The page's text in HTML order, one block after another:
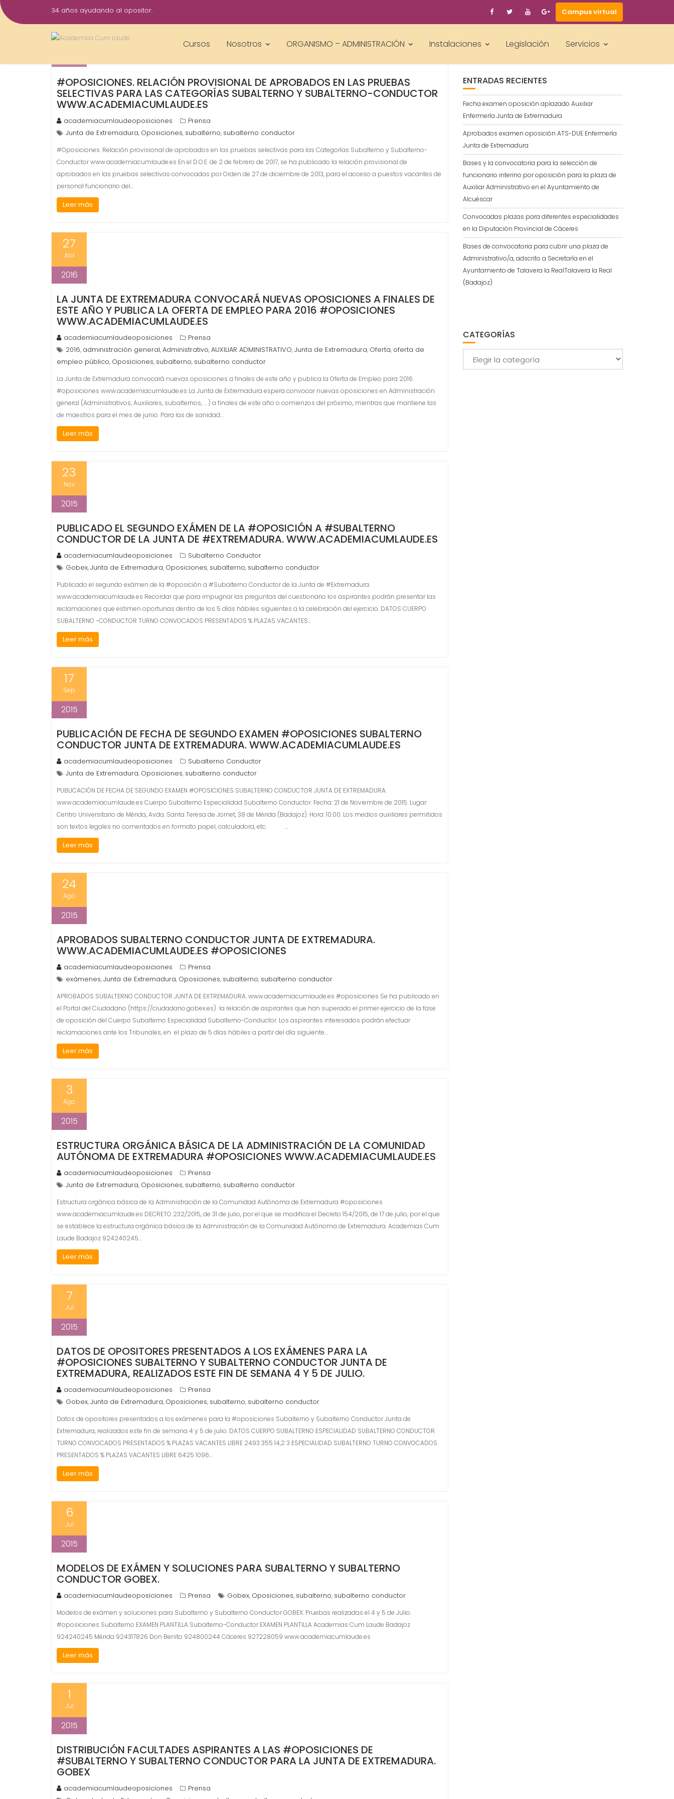
Saltar
al
34 años ayudando al opositor. Campus virtual
Cursos Nosotros ORGANISMO – ADMINISTRACIÓN Instalaciones Legislación Servicios
2
Feb
#OPOSICIONES. RELACIÓN PROVISIONAL DE APROBADOS EN LAS PRUEBAS
SELECTIVAS PARA LAS CATEGORÍAS SUBALTERNO Y SUBALTERNO-CONDUCTOR
WWW.ACADEMIACUMLAUDE.ES
academiacumlaudeoposiciones
Prensa
Junta de Extremadura, Oposiciones, subalterno, subalterno conductor
#Oposiciones. Relación provisional de aprobados en las pruebas selectivas para las Categorías Subalterno y Subalterno-
Conductor www.academiacumlaude.es En el D.O.E. de 2 de febrero de 2017, se ha publicado la relación provisional de
aprobados en las pruebas selectivas convocadas por Orden de 27 de diciembre de 2013, para el acceso a puestos vacantes de
personal funcionario del…
Leer más
27
Abr
2016
LA JUNTA DE EXTREMADURA CONVOCARÁ NUEVAS OPOSICIONES A FINALES DE
ESTE AÑO Y PUBLICA LA OFERTA DE EMPLEO PARA 2016 #OPOSICIONES
WWW.ACADEMIACUMLAUDE.ES
academiacumlaudeoposiciones
Prensa
2016, administración general,Administrativo,AUXILIAR ADMINISTRATIVO,Junta de Extremadura, Oferta, oferta de
empleo público, Oposiciones, subalterno, subalterno conductor
La Junta de Extremadura convocará nuevas oposiciones a finales de este año y publica la Oferta de Empleo para 2016
#oposiciones www.academiacumlaude.es La Junta de Extremadura espera convocar nuevas oposiciones en Administración
general (Administrativos, Auxiliares, subalternos, … ) a finales de este año o comienzos del próximo, mientras que mantiene las
de maestros para el mes de junio. Para las de sanidad…
Leer más
23
Nov
2015
PUBLICADO EL SEGUNDO EXÁMEN DE LA #OPOSICIÓN A #SUBALTERNO
CONDUCTOR DE LA JUNTA DE #EXTREMADURA. WWW.ACADEMIACUMLAUDE.ES
academiacumlaudeoposiciones
Subalterno Conductor
Gobex,Junta de Extremadura, Oposiciones, subalterno, subalterno conductor
Publicado el segundo exámen de la #oposición a #Subalterno Conductor de la Junta de #Extremadura.
www.academiacumlaude.es Recordar que para impugnar las preguntas del cuestionario los aspirantes podrán presentar las
reclamaciones que estimen oportunas dentro de los 5 días hábiles siguientes a la celebración del ejercicio. DATOS CUERPO
SUBALTERNO -CONDUCTOR TURNO CONVOCADOS PRESENTADOS % PLAZAS VACANTES…
Leer más
17
Sep
2015
PUBLICACIÓN DE FECHA DE SEGUNDO EXAMEN #OPOSICIONES SUBALTERNO
CONDUCTOR JUNTA DE EXTREMADURA. WWW.ACADEMIACUMLAUDE.ES
academiacumlaudeoposiciones
Subalterno Conductor
Junta de Extremadura, Oposiciones, subalterno conductor
PUBLICACIÓN DE FECHA DE SEGUNDO EXAMEN #OPOSICIONES SUBALTERNO CONDUCTOR JUNTA DE EXTREMADURA.
www.academiacumlaude.es Cuerpo Subalterno Especialidad Subalterno Conductor. Fecha: 21 de Noviembre de 2015. Lugar:
Centro Universitario de Mérida, Avda. Santa Teresa de Jornet, 38 de Mérida (Badajoz). Hora: 10:00. Los medios auxiliares permitidos
son textos legales no comentados en formato papel, calculadora, etc. …
Leer más
24
Ago
2015
APROBADOS SUBALTERNO CONDUCTOR JUNTA DE EXTREMADURA.
WWW.ACADEMIACUMLAUDE.ES #OPOSICIONES
academiacumlaudeoposiciones
Prensa
exámenes,Junta de Extremadura, Oposiciones, subalterno, subalterno conductor
APROBADOS SUBALTERNO CONDUCTOR JUNTA DE EXTREMADURA. www.academiacumlaude.es #oposiciones Se ha publicado en
el Portal del Ciudadano (https://ciudadano.gobex.es) la relación de aspirantes que han superado el primer ejercicio de la fase
de oposición del Cuerpo Subalterno Especialidad Subalterno-Conductor. Los aspirantes interesados podrán efectuar
reclamaciones ante los Tribunales, en el plazo de 5 días hábiles a partir del día siguiente…
Leer más
3
Ago
2015
ESTRUCTURA ORGÁNICA BÁSICA DE LA ADMINISTRACIÓN DE LA COMUNIDAD
AUTÓNOMA DE EXTREMADURA #OPOSICIONES WWW.ACADEMIACUMLAUDE.ES
academiacumlaudeoposiciones
Prensa
Junta de Extremadura, Oposiciones, subalterno, subalterno conductor
Estructura orgánica básica de la Administración de la Comunidad Autónoma de Extremadura #oposiciones
www.academiacumlaude.es DECRETO 232/2015, de 31 de julio, por el que se modifica el Decreto 154/2015, de 17 de julio, por el que
se establece la estructura orgánica básica de la Administración de la Comunidad Autónoma de Extremadura. Academias Cum
Laude Badajoz 924240245…
Leer más
7
Jul
2015
DATOS DE OPOSITORES PRESENTADOS A LOS EXÁMENES PARA LA
#OPOSICIONES SUBALTERNO Y SUBALTERNO CONDUCTOR JUNTA DE
EXTREMADURA, REALIZADOS ESTE FIN DE SEMANA 4 Y 5 DE JULIO.
academiacumlaudeoposiciones
Prensa
Gobex,Junta de Extremadura, Oposiciones, subalterno, subalterno conductor
Datos de opositores presentados a los exámenes para la #oposiciones Subalterno y Subalterno Conductor Junta de
Extremadura, realizados este fin de semana 4 y 5 de julio. DATOS CUERPO SUBALTERNO ESPECIALIDAD SUBALTERNO CONDUCTOR
TURNO CONVOCADOS PRESENTADOS % PLAZAS VACANTES LIBRE 2493 355 14,2 3 ESPECIALIDAD SUBALTERNO TURNO CONVOCADOS
PRESENTADOS % PLAZAS VACANTES LIBRE 6425 1096…
Leer más
6
Jul
2015
MODELOS DE EXÁMEN Y SOLUCIONES PARA SUBALTERNO Y SUBALTERNO
CONDUCTOR GOBEX.
academiacumlaudeoposiciones Prensa Gobex, Oposiciones, subalterno, subalterno conductor
Modelos de exámen y soluciones para Subalterno y Subalterno Conductor GOBEX. Pruebas realizadas el 4 y 5 de Julio.
#oposiciones Subalterno EXAMEN PLANTILLA Subalterno-Conductor EXAMEN PLANTILLA Academias Cum Laude Badajoz
924240245 Mérida 924317826 Don Benito 924800244 Cáceres 927228059 www.academiacumlaude.es
Leer más
1
Jul
2015
DISTRIBUCIÓN FACULTADES ASPIRANTES A LAS #OPOSICIONES DE
#SUBALTERNO Y SUBALTERNO CONDUCTOR PARA LA JUNTA DE EXTREMADURA.
GOBEX
academiacumlaudeoposiciones
Prensa
ENTRADAS RECIENTES
Fecha examen oposición aplazado Auxiliar
Enfermería Junta de Extremadura
Aprobados examen oposición ATS-DUE Enfermería
Junta de Extremadura
Bases y la convocatoria para la selección de
funcionario interino por oposición para la plaza de
Auxiliar Administrativo en el Ayuntamiento de
Alcuéscar
Convocadas plazas para diferentes especialidades
en la Diputación Provincial de Cáceres
Bases de convocatoria para cubrir una plaza de
Administrativo/a, adscrito a Secretaría en el
Ayuntamiento de Talavera la RealTalavera la Real
(Badajoz)
CATEGORÍAS